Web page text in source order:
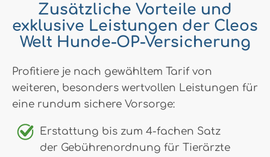
Zusätzliche Vorteile und
exklusive Leistungen der Cleos
Welt Hunde-OP-Versicherung
Profitiere je nach gewähltem Tarif von
weiteren, besonders wertvollen Leistungen für
eine rundum sichere Vorsorge:
Erstattung bis zum 4-fachen Satz
der Gebührenordnung für Tierärzte